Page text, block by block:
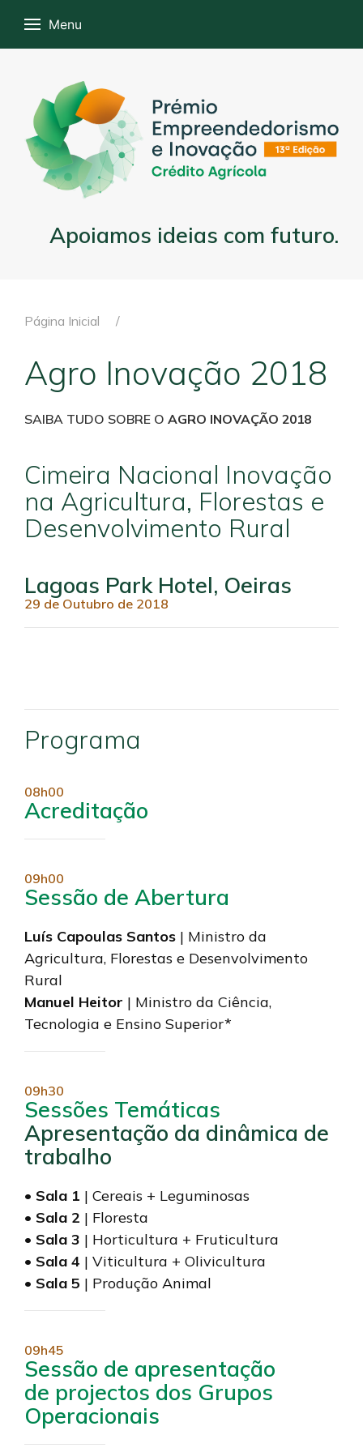
Menu
Apoiamos ideias com futuro.
Página Inicial
Agro Inovação 2018
SAIBA TUDO SOBRE O AGRO INOVAÇÃO 2018
Cimeira Nacional Inovação
na Agricultura, Florestas e
Desenvolvimento Rural
Lagoas Park Hotel, Oeiras
29 de Outubro de 2018
Programa
08h00
Acreditação
09h00
Sessão de Abertura
Luís Capoulas Santos | Ministro da
Agricultura, Florestas e Desenvolvimento
Rural
Manuel Heitor | Ministro da Ciência,
Tecnologia e Ensino Superior*
09h30
Sessões Temáticas
Apresentação da dinâmica de
trabalho
• Sala 1 | Cereais + Leguminosas
• Sala 2 | Floresta
• Sala 3 | Horticultura + Fruticultura
• Sala 4 | Viticultura + Olivicultura
• Sala 5 | Produção Animal
09h45
Sessão de apresentação
de projectos dos Grupos
Operacionais